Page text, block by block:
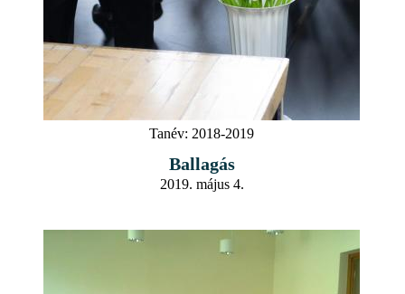
Tanév: 2018-2019
Ballagás
2019. május 4.